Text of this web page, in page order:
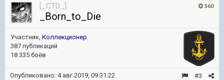
560
[_CTD_]
_Born_to_Die
Участник, Коллекционер
387 публикаций
18 335 боёв
#3
Опубликовано: 4 авг 2019, 09:31:22